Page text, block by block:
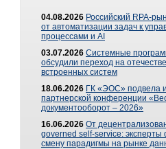
04.08.2026 Российский RPA-
от автоматизации задач к
процессами и AI
03.07.2026 Системные
обсудили переход на
встроенных систем
18.06.2026 ГК «ЭОС» подвела
партнерской конференции
документооборот – 2026»
16.06.2026 От
governed self-service: эксперты
смену парадигмы на рынке